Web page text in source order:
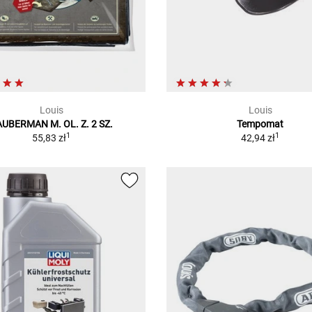
Louis
M. OL. Z. 2 SZ.
55,83 zł1
Louis
Tempomat
42,94 zł1